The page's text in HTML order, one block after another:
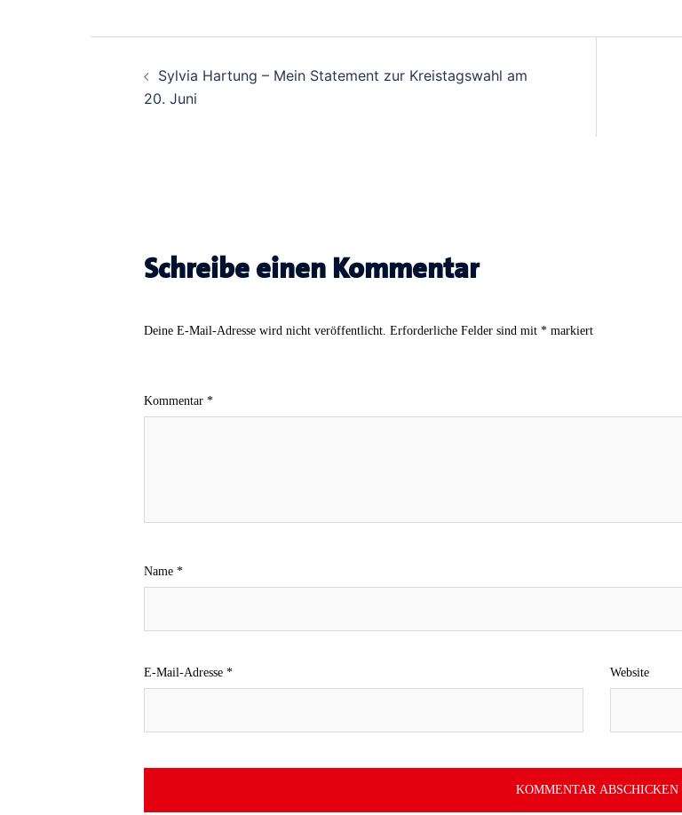
Beitrags-
Navigation
Sylvia Hartung – Mein Statement zur Kreistagswahl am
20. Juni
Schreibe einen Kommentar
Deine E-Mail-Adresse wird nicht veröffentlicht. Erforderliche Felder sind mit * markiert
Kommentar *
Name *
E-Mail-Adresse * Website